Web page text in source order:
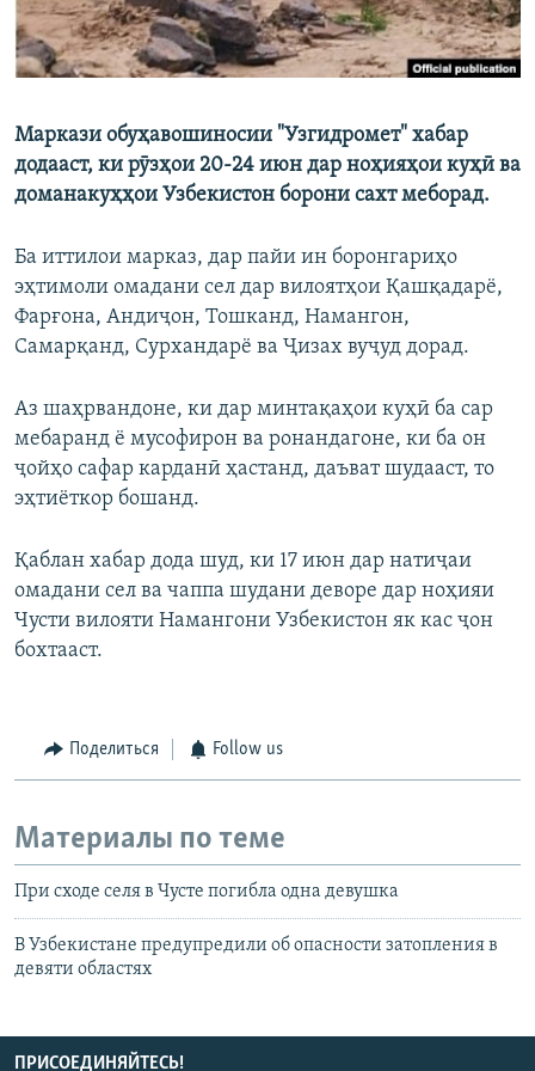
Маркази обуҳавошиносии "Узгидромет" хабар
додааст, ки рӯзҳои 20-24 июн дар ноҳияҳои куҳӣ ва
доманакуҳҳои Узбекистон борони сахт меборад.
Ба иттилои марказ, дар пайи ин боронгариҳо
эҳтимоли омадани сел дар вилоятҳои Қашқадарё,
Фарғона, Андиҷон, Тошканд, Намангон,
Самарқанд, Сурхандарё ва Ҷизах вуҷуд дорад.
Аз шаҳрвандоне, ки дар минтақаҳои куҳӣ ба сар
мебаранд ё мусофирон ва ронандагоне, ки ба он
ҷойҳо сафар карданӣ ҳастанд, даъват шудааст, то
эҳтиёткор бошанд.
Қаблан хабар дода шуд, ки 17 июн дар натиҷаи
омадани сел ва чаппа шудани деворе дар ноҳияи
Чусти вилояти Намангони Узбекистон як кас ҷон
бохтааст.
Поделиться Follow us
Материалы по теме
При сходе селя в Чусте погибла одна девушка
В Узбекистане предупредили об опасности затопления в
девяти областях
ПРИСОЕДИНЯЙТЕСЬ!